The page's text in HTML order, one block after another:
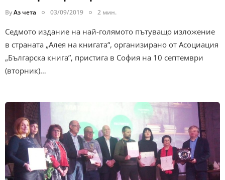
ByАз чета 03/09/2019 2 мин.
Седмото издание на най-голямото пътуващо изложение
в страната „Алея на книгата“, организирано от Асоциация
„Българска книга”, пристига в София на 10 септември
(вторник)…